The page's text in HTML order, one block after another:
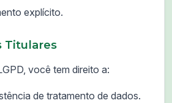
explícito.
Titulares
você tem direito a:
de tratamento de dados.